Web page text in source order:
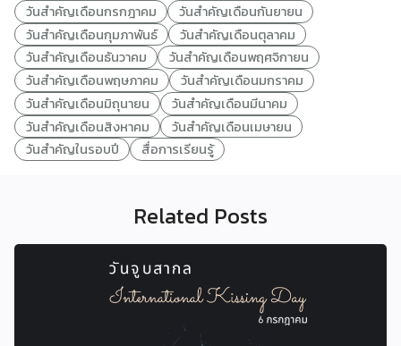
วันสำคัญเดือนกรกฎาคม
วันสำคัญเดือนกันยายน
วันสำคัญเดือนกุมภาพันธ์
วันสำคัญเดือนตุลาคม
วันสำคัญเดือนธันวาคม
วันสำคัญเดือนพฤศจิกายน
วันสำคัญเดือนพฤษภาคม
วันสำคัญเดือนมกราคม
วันสำคัญเดือนมิถุนายน
วันสำคัญเดือนมีนาคม
วันสำคัญเดือนสิงหาคม
วันสำคัญเดือนเมษายน
วันสำคัญในรอบปี
สื่อการเรียนรู้
Related Posts